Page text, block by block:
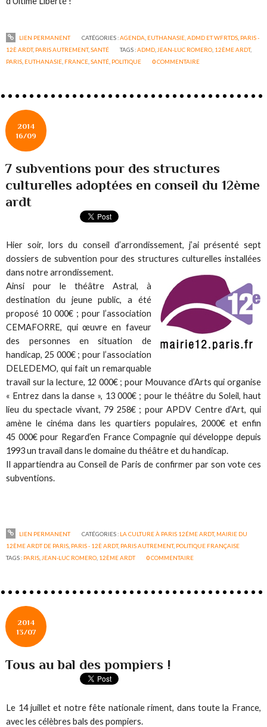
LIEN PERMANENT CATÉGORIES :AGENDA, EUTHANASIE, ADMD ET WFRTDS, PARIS -
12È ARDT, PARIS AUTREMENT,SANTÉ TAGS :ADMD,JEAN-LUC ROMERO, 12ÈME ARDT,
PARIS, EUTHANASIE, FRANCE,SANTÉ, POLITIQUE 0COMMENTAIRE
2014
16/09
7 subventions pour des structures
culturelles adoptées en conseil du 12ème
ardt
Hier soir, lors du conseil d’arrondissement, j’ai présenté sept
dossiers de subvention pour des structures culturelles installées
dans notre arrondissement.
Ainsi pour le théâtre Astral, à
destination du jeune public, a été
proposé 10 000€ ; pour l’association
CEMAFORRE, qui œuvre en faveur
des personnes en situation de
handicap, 25 000€ ; pour l’association
DELEDEMO, qui fait un remarquable
travail sur la lecture, 12 000€ ; pour Mouvance d’Arts qui organise
« Entrez dans la danse », 13 000€ ; pour le théâtre du Soleil, haut
lieu du spectacle vivant, 79 258€ ; pour APDV Centre d’Art, qui
amène le cinéma dans les quartiers populaires, 2000€ et enfin
45 000€ pour Regard’en France Compagnie qui développe depuis
1993 un travail dans le domaine du théâtre et du handicap.
Il appartiendra au Conseil de Paris de confirmer par son vote ces
subventions.
LIEN PERMANENT CATÉGORIES : LA CULTURE À PARIS 12ÉME ARDT, MAIRIE DU
12ÈME ARDT DE PARIS PARIS - 12È ARDT, PARIS AUTREMENT, POLITIQUE FRANÇAISE
TAGS : PARIS JEAN-LUC ROMERO 12ÈME ARDT 0COMMENTAIRE
2014
13/07
Tous au bal des pompiers !
Le 14 juillet et notre fête nationale riment, dans toute la France,
avec les célèbres bals des pompiers.